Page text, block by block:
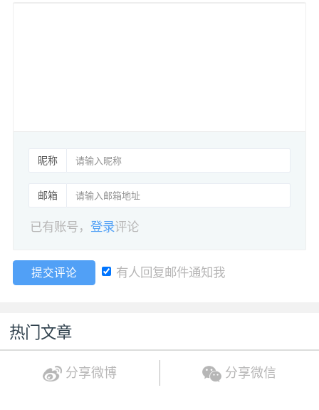
昵称
邮箱
已有账号，登录评论
提交评论 有人回复邮件通知我
热门文章
分享微博 分享微信